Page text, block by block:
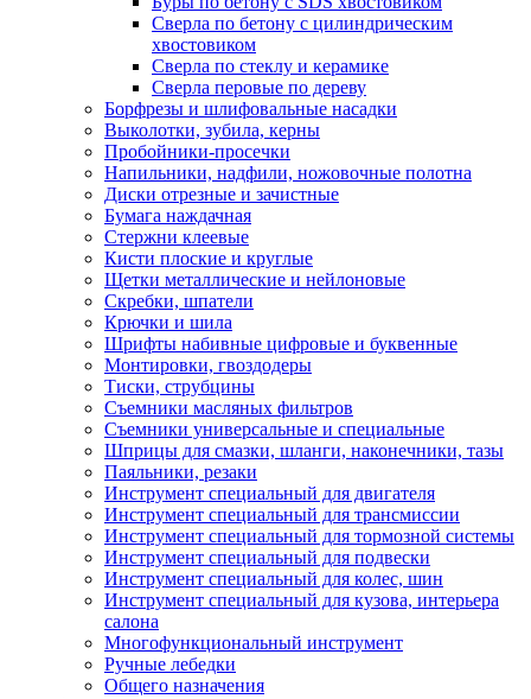
Сверла по бетону с цилиндрическим
хвостовиком
Сверла по стеклу и керамике
Сверла перовые по дереву
Борфрезы и шлифовальные насадки
Выколотки, зубила, керны
Пробойники-просечки
Напильники, надфили, ножовочные полотна
Диски отрезные и зачистные
Бумага наждачная
Стержни клеевые
Кисти плоские и круглые
Щетки металлические и нейлоновые
Скребки, шпатели
Крючки и шила
Шрифты набивные цифровые и буквенные
Монтировки, гвоздодеры
Тиски, струбцины
Съемники масляных фильтров
Съемники универсальные и специальные
Шприцы для смазки, шланги, наконечники, тазы
Паяльники, резаки
Инструмент специальный для двигателя
Инструмент специальный для трансмиссии
Инструмент специальный для тормозной системы
Инструмент специальный для подвески
Инструмент специальный для колес, шин
Инструмент специальный для кузова, интерьера
салона
Многофункциональный инструмент
Ручные лебедки
Общего назначения